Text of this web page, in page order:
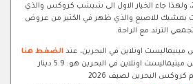
صورتك الانيقة في صيف 2026، ولهذا جاء الخيار الاول الى شبشب كروكس والذي
بمشبك للاصبع والذي ظهر في الكثير من عروض
الترند مع الراحة.
اونلاين في البحرين، عند الضغط هنا
سعر شبشب كروكس مينيماليست اونلاين في البحرين هو: 5.9 دينار